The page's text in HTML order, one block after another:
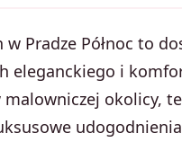
Pradze Północ to
eleganckiego i
malowniczej okolicy,